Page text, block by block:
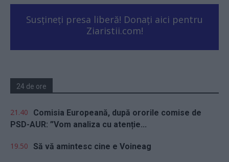
Susțineți presa liberă! Donați aici pentru
Ziaristii.com!
24 de ore
21.40
Comisia Europeană, după ororile comise de
PSD-AUR: ”Vom analiza cu atenție...
19.50 Să vă amintesc cine e Voineag